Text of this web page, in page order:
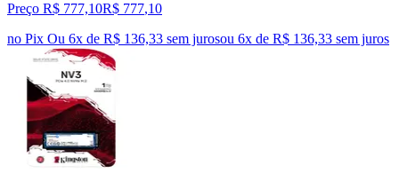
Preço R$ 777,10R$ 777,10
no Pix Ou 6x de R$ 136,33 sem jurosou 6x de R$ 136,33 sem juros